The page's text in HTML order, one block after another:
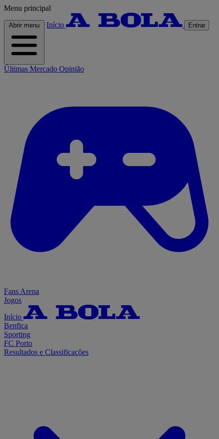
Menu principal
Abrir menu Início Entrar
Últimas Mercado Opinião
Fans Arena
Jogos
Início
Benfica
Sporting
FC Porto
Resultados e Classificações